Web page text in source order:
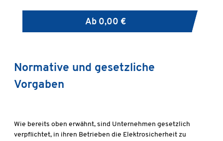
Ab 0,00 €
Normative und gesetzliche
Vorgaben
Wie bereits oben erwähnt, sind Unternehmen gesetzlich
verpflichtet, in ihren Betrieben die Elektrosicherheit zu